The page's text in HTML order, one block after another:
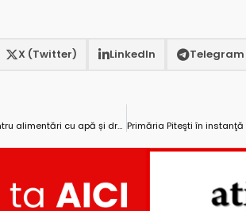
X (Twitter) LinkedIn Telegram
Contracte de finanțare O.G. 28 pentru alimentări cu apă și drumuri, semnate la C.J. Argeș